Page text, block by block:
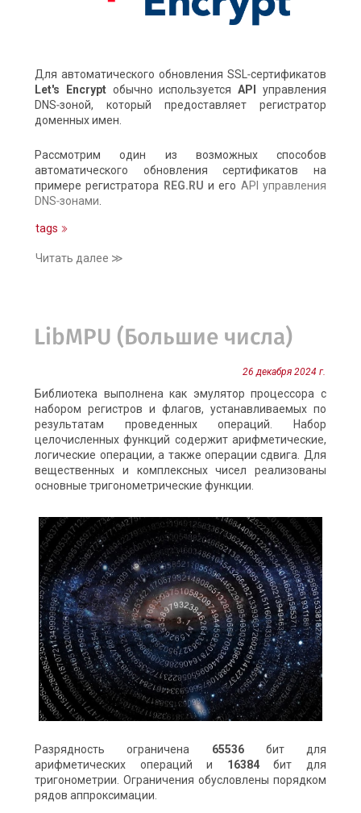
Для автоматического обновления SSL‑сертификатов
Let's Encrypt обычно используется API
управления
DNS‑зоной, который предоставляет регистратор
доменных имен.
Рассмотрим один из возможных способов
автоматического обновления сертификатов на
примере регистратора REG.RU и его API управления
DNS‑зонами
tags
Читать далее ≫
LibMPU (Большие числа)
26 декабря 2024 г.
Библиотека выполнена как эмулятор процессора с
набором регистров и флагов, устанавливаемых по
результатам проведенных операций. Набор
целочисленных функций содержит арифметические,
логические операции, а также операции сдвига. Для
вещественных и комплексных чисел реализованы
основные тригонометрические функции.
Разрядность ограничена 65536бит для
арифметических операций и 16384бит для
тригонометрии. Ограничения обусловлены порядком
рядов аппроксимации.